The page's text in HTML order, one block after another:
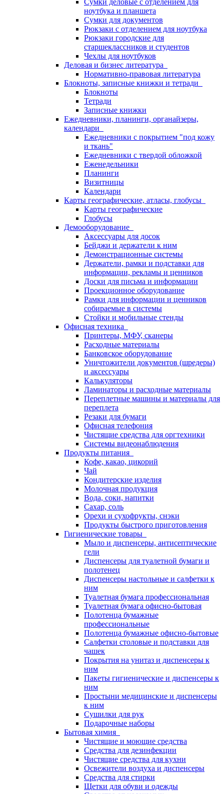
Сумки деловые с отделением для
ноутбука и планшета
Сумки для документов
Рюкзаки с отделением для ноутбука
Рюкзаки городские для
старшеклассников и студентов
Чехлы для ноутбуков
Деловая и бизнес литература
Нормативно-правовая литература
Блокноты, записные книжки и тетради
Блокноты
Тетради
Записные книжки
Ежедневники, планинги, органайзеры,
календари
Ежедневники с покрытием "под кожу
и ткань"
Ежедневники с твердой обложкой
Еженедельники
Планинги
Визитницы
Календари
Карты географические, атласы, глобусы
Карты географические
Глобусы
Демооборудование
Аксессуары для досок
Бейджи и держатели к ним
Демонстрационные системы
Держатели, рамки и подставки для
информации, рекламы и ценников
Доски для письма и информации
Проекционное оборудование
Рамки для информации и ценников
собираемые в системы
Стойки и мобильные стенды
Офисная техника
Принтеры, МФУ, сканеры
Расходные материалы
Банковское оборудование
Уничтожители документов (шредеры)
и аксессуары
Калькуляторы
Ламинаторы и расходные материалы
Переплетные машины и материалы для
переплета
Резаки для бумаги
Офисная телефония
Чистящие средства для оргтехники
Системы видеонаблюдения
Продукты питания
Кофе, какао, цикорий
Чай
Кондитерские изделия
Молочная продукция
Вода, соки, напитки
Сахар, соль
Орехи и сухофрукты, снэки
Продукты быстрого приготовления
Гигиенические товары
Мыло и диспенсеры, антисептические
гели
Диспенсеры для туалетной бумаги и
полотенец
Диспенсеры настольные и салфетки к
ним
Туалетная бумага профессиональная
Туалетная бумага офисно-бытовая
Полотенца бумажные
профессиональные
Полотенца бумажные офисно-бытовые
Салфетки столовые и подставки для
чашек
Покрытия на унитаз и диспенсеры к
ним
Пакеты гигиенические и диспенсеры к
ним
Простыни медицинские и диспенсеры
к ним
Сушилки для рук
Подарочные наборы
Бытовая химия
Чистящие и моющие средства
Средства для дезинфекции
Чистящие средства для кухни
Освежители воздуха и диспенсеры
Средства для стирки
Щетки для обуви и одежды